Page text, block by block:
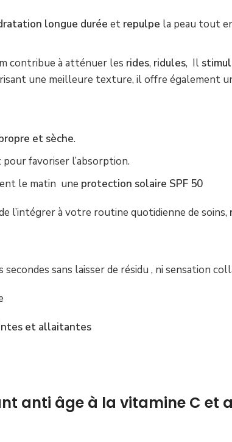
longue durée et repulpe la peau tout
contribue à atténuer les rides, ridules, Il
une meilleure texture, il offre également
et sèche.
favoriser l’absorption.
le matin une protection solaire SPF 50
l’intégrer à votre routine quotidienne de soins,
sans laisser de résidu , ni sensation
et allaitantes
anti âge à la vitamine C et